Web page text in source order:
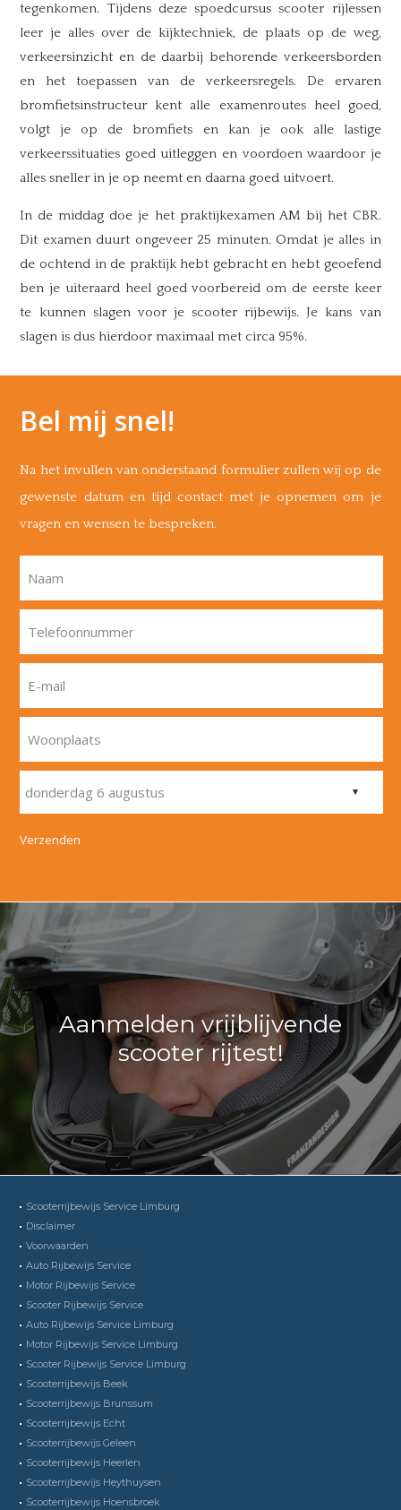
tegenkomen. Tijdens deze spoedcursus scooter rijlessen
leer je alles over de kijktechniek, de plaats op de weg,
verkeersinzicht en de daarbij behorende verkeersborden
en het toepassen van de verkeersregels. De ervaren
bromfietsinstructeur kent alle examenroutes heel goed,
volgt je op de bromfiets en kan je ook alle lastige
verkeerssituaties goed uitleggen en voordoen waardoor je
alles sneller in je op neemt en daarna goed uitvoert.
In de middag doe je het praktijkexamen AM bij het CBR.
Dit examen duurt ongeveer 25 minuten. Omdat je alles in
de ochtend in de praktijk hebt gebracht en hebt geoefend
ben je uiteraard heel goed voorbereid om de eerste keer
te kunnen slagen voor je scooter rijbewijs. Je kans van
slagen is dus hierdoor maximaal met circa 95%.
Bel mij snel!
Na het invullen van onderstaand formulier zullen wij op de
gewenste datum en tijd contact met je opnemen om je
vragen en wensen te bespreken.
Naam
Telefoonnummer
E-mail
Woonplaats
Verzenden
Aanmelden vrijblijvende
scooter rijtest!
Scooterrijbewijs Service Limburg
Disclaimer
Voorwaarden
Auto Rijbewijs Service
Motor Rijbewijs Service
Scooter Rijbewijs Service
Auto Rijbewijs Service Limburg
Motor Rijbewijs Service Limburg
Scooter Rijbewijs Service Limburg
Scooterrijbewijs Beek
Scooterrijbewijs Brunssum
Scooterrijbewijs Echt
Scooterrijbewijs Geleen
Scooterrijbewijs Heerlen
Scooterrijbewijs Heythuysen
Scooterrijbewijs Hoensbroek